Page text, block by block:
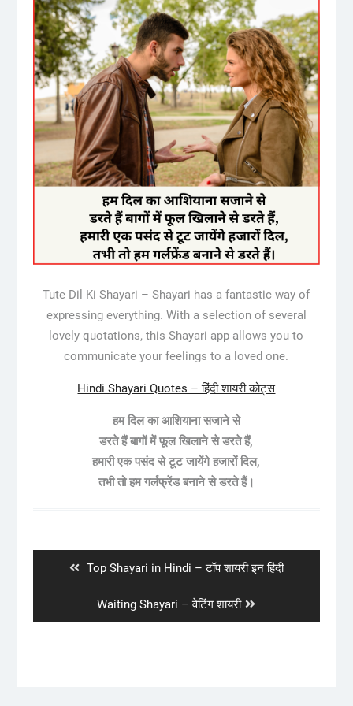
Tute Dil Ki Shayari – Shayari has a fantastic way of
expressing everything. With a selection of several
lovely quotations, this Shayari app allows you to
communicate your feelings to a loved one.
Hindi Shayari Quotes – हिंदी शायरी कोट्स
हम दिल का आशियाना सजाने से
डरते हैं बागों में फूल खिलाने से डरते हैं,
हमारी एक पसंद से टूट जायेंगे हजारों दिल,
तभी तो हम गर्लफ्रेंड बनाने से डरते हैं।
Previous
Top Shayari in Hindi – टॉप शायरी इन हिंदी
Next
post:
Waiting Shayari – वेटिंग शायरी